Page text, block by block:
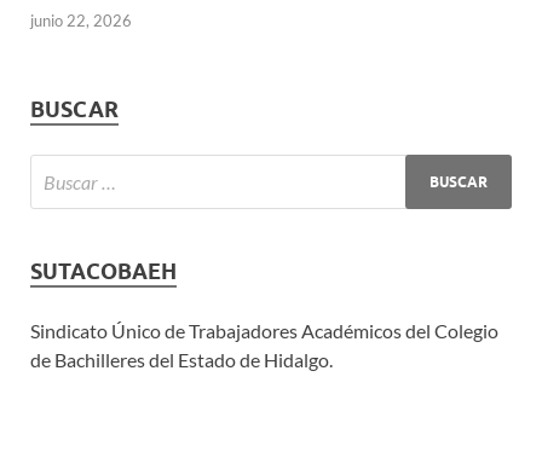
junio 22, 2026
BUSCAR
SUTACOBAEH
Sindicato Único de Trabajadores Académicos del Colegio
de Bachilleres del Estado de Hidalgo.